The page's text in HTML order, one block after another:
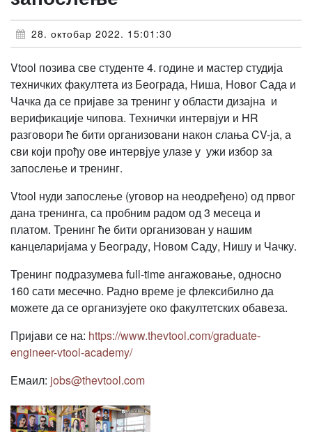
28. октобар 2022. 15:01:30
Vtool позива све студенте 4. године и мастер студија
техничких факултета из Београда, Ниша, Новог Сада и
Чачка да се пријаве за тренинг у области дизајна и
верификације чипова. Технички интервјуи и HR
разговори ће бити организовани након слања CV-ја, а
сви који прођу ове интервјуе улазе у ужи избор за
запослење и тренинг.
Vtool нуди запослење (уговор на неодређено) од првог
дана тренинга, са пробним радом од 3 месеца и
платом. Тренинг ће бити организован у нашим
канцеларијама у Београду, Новом Саду, Нишу и Чачку.
Тренинг подразумева full-time ангажовање, односно
160 сати месечно. Радно време је флексибилно да
можете да се организујете око факултетских обавеза.
Пријави се на: https://www.thevtool.com/graduate-
engineer-vtool-academy/
Емаил: jobs@thevtool.com